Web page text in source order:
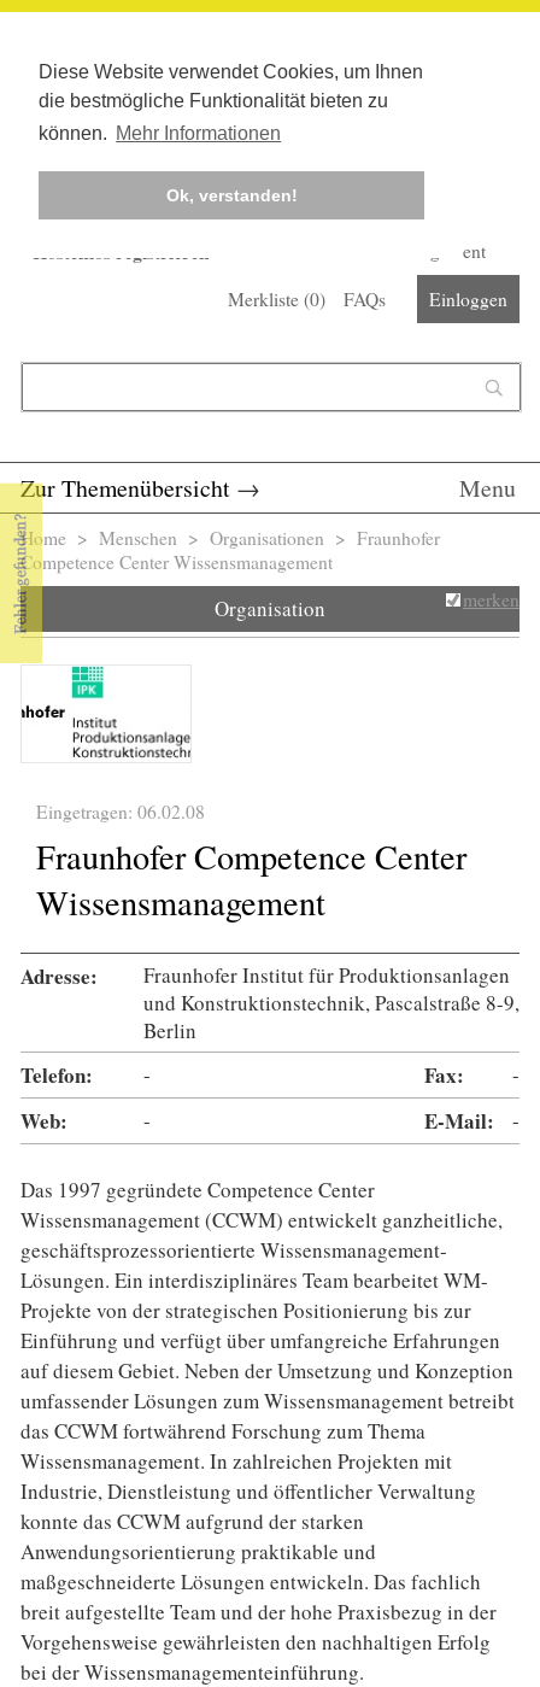
Diese Website verwendet Cookies, um Ihnen
die bestmögliche Funktionalität bieten zu
können. Mehr Informationen
Ok, verstanden!
Kostenlos registrieren
Corona-Management
Merkliste (0) FAQs Einloggen
Zur Themenübersicht → Menu
Sie sind hier
Home > Menschen > Organisationen > Fraunhofer
Competence Center Wissensmanagement
Organisation merken
Eingetragen: 06.02.08
Fraunhofer Competence Center
Wissensmanagement
Adresse:
Fraunhofer Institut für Produktionsanlagen
und Konstruktionstechnik, Pascalstraße 8-9,
Berlin
Telefon: - Fax: -
Web: - E-Mail: -
Das 1997 gegründete Competence Center
Wissensmanagement (CCWM) entwickelt ganzheitliche,
geschäftsprozessorientierte Wissensmanagement-
Lösungen. Ein interdisziplinäres Team bearbeitet WM-
Projekte von der strategischen Positionierung bis zur
Einführung und verfügt über umfangreiche Erfahrungen
auf diesem Gebiet. Neben der Umsetzung und Konzeption
umfassender Lösungen zum Wissensmanagement betreibt
das CCWM fortwährend Forschung zum Thema
Wissensmanagement. In zahlreichen Projekten mit
Industrie, Dienstleistung und öffentlicher Verwaltung
konnte das CCWM aufgrund der starken
Anwendungsorientierung praktikable und
maßgeschneiderte Lösungen entwickeln. Das fachlich
breit aufgestellte Team und der hohe Praxisbezug in der
Vorgehensweise gewährleisten den nachhaltigen Erfolg
bei der Wissensmanagementeinführung.